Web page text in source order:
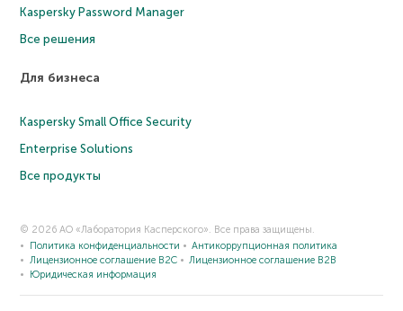
Kaspersky Password Manager
Все решения
Для бизнеса
Kaspersky Small Office Security
Enterprise Solutions
Все продукты
© 2026 АО «Лаборатория Касперского». Все права защищены.
Политика конфиденциальности
Антикоррупционная политика
Лицензионное соглашение B2C
Лицензионное соглашение B2B
Юридическая информация